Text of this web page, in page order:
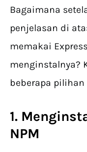
Bagaimana
penjelasan di
memakai
menginstalnya?
beberapa
1.
NPM